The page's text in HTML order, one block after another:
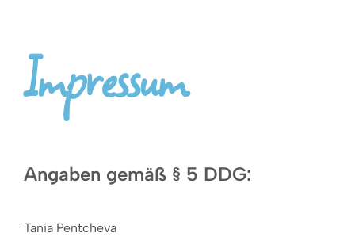
Impressum
Angaben gemäß § 5 DDG:
Tania Pentcheva